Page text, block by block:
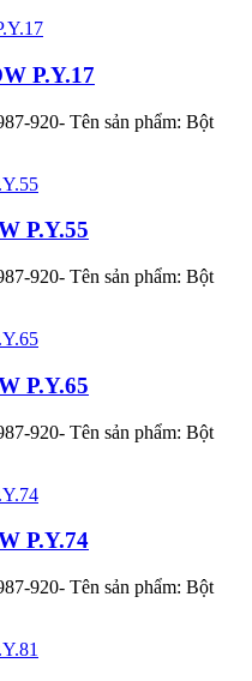
P.Y.17
920- Tên sản phẩm: Bột
P.Y.55
920- Tên sản phẩm: Bột
P.Y.65
920- Tên sản phẩm: Bột
P.Y.74
920- Tên sản phẩm: Bột